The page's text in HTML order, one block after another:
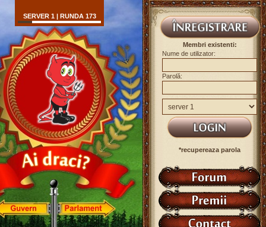
SERVER 1 | RUNDA 173
Membri existenti:
Nume de utilizator:
Parolă:
*recupereaza parola